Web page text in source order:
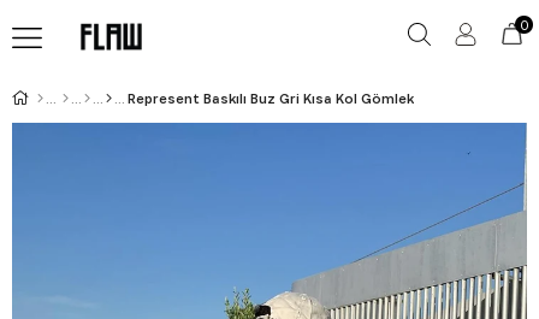
0
Represent Baskılı Buz Gri Kısa Kol Gömlek